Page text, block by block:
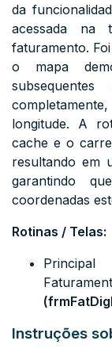
da
acessada na
faturamento.
o mapa
longitude. A
cache e o
resultando em
garantindo
coordenadas
Rotinas / Telas:
Instruções